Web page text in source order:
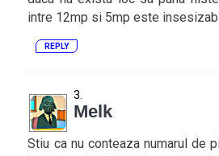
intre 12mp si 5mp este
REPLY
Melk
Stiu ca nu conteaza numarul de